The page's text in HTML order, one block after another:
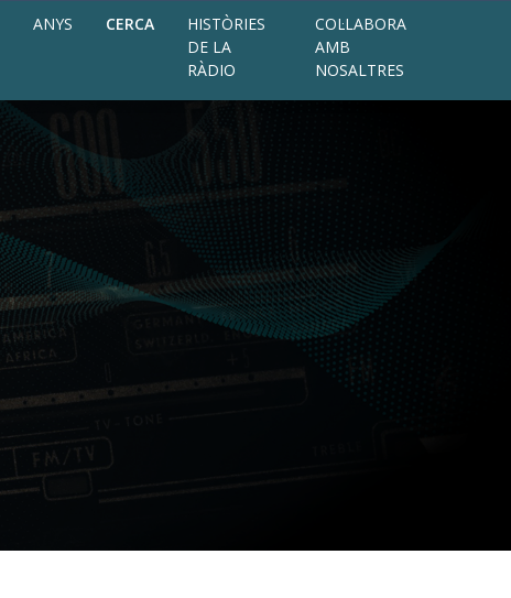
ANYS CERCA
HISTÒRIES
DE LA
RÀDIO
COL·LABORA
AMB
NOSALTRES